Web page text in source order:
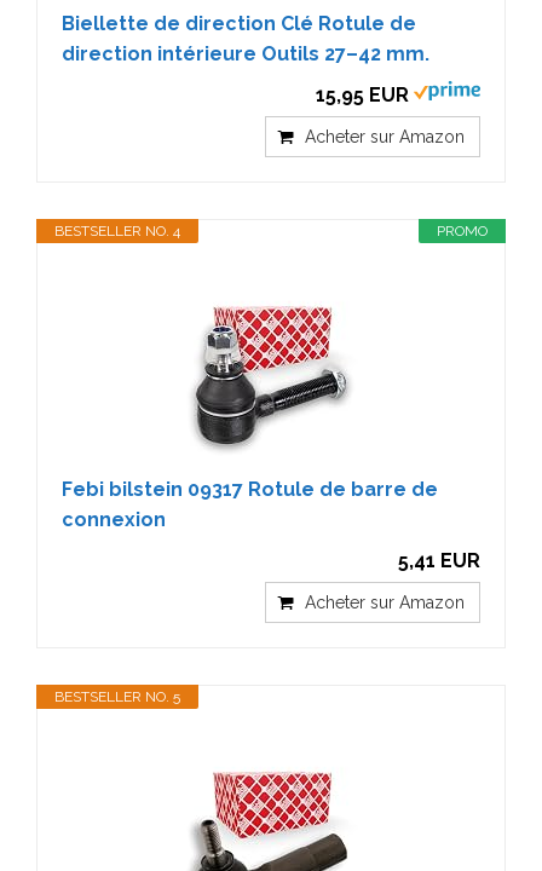
Biellette de direction Clé Rotule de
direction intérieure Outils 27–42 mm.
15,95 EUR
Acheter sur Amazon
PROMO
BESTSELLER NO. 4
Febi bilstein 09317 Rotule de barre de
connexion
5,41 EUR
Acheter sur Amazon
BESTSELLER NO. 5